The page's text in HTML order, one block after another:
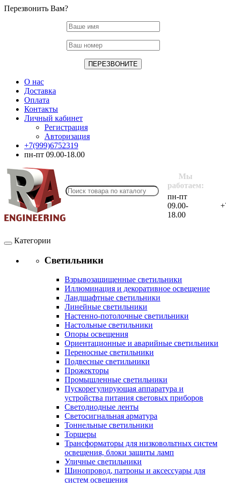
Перезвонить Вам?
О нас
Доставка
Оплата
Контакты
Личный кабинет
Регистрация
Авторизация
+7(999)6752319
пн-пт 09.00-18.00
Мы
работаем:
пн-пт
09.00-
18.00
Категории
Светильники
Взрывозащищенные светильники
Иллюминация и декоративное освещение
Ландшафтные светильники
Линейные светильники
Настенно-потолочные светильники
Настольные светильники
Опоры освещения
Ориентационные и аварийные светильники
Переносные светильники
Подвесные светильники
Прожекторы
Промышленные светильники
Пускорегулирующая аппаратура и
устройства питания световых приборов
Светодиодные ленты
Светосигнальная арматура
Тоннельные светильники
Торшеры
Трансформаторы для низковольтных систем
освещения, блоки защиты ламп
Уличные светильники
Шинопровод, патроны и аксессуары для
систем освещения